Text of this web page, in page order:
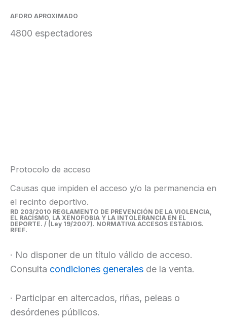
AFORO APROXIMADO
4800 espectadores
Protocolo de acceso
Causas que impiden el acceso y/o la permanencia en
el recinto deportivo.
RD 203/2010 REGLAMENTO DE PREVENCIÓN DE LA VIOLENCIA,
EL RACISMO, LA XENOFOBIA Y LA INTOLERANCIA EN EL
DEPORTE. / (Ley 19/2007). NORMATIVA ACCESOS ESTADIOS.
RFEF.
· No disponer de un título válido de acceso.
Consulta condiciones generales de la venta.
· Participar en altercados, riñas, peleas o
desórdenes públicos.